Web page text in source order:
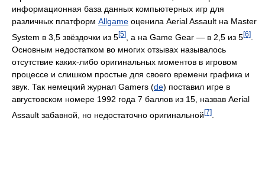
информационная база данных компьютерных игр для
различных платформ Allgame оценила Aerial Assault на Master
System в 3,5 звёздочки из 5[5] , а на Game Gear — в 2,5 из 5[6]
Основным недостатком во многих отзывах называлось
отсутствие каких-либо оригинальных моментов в игровом
процессе и слишком простые для своего времени графика и
звук. Так немецкий журнал Gamers (de) поставил игре в
августовском номере 1992 года 7 баллов из 15, назвав Aerial
Assault забавной, но недостаточно оригинальной[7]